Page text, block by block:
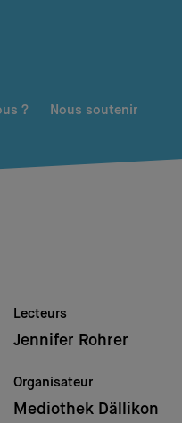
? Nous soutenir
Lecteurs
Jennifer Rohrer
Organisateur
Mediothek Dällikon